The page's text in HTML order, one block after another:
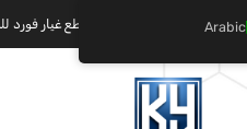
كميل يلماز للسيارات - عالم قطع غيار فورد
Arabic